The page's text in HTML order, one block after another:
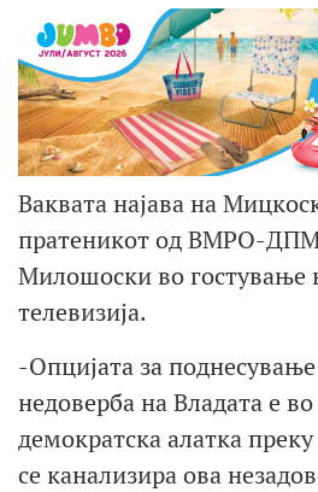
Ваквата најава на
пратеникот од ВМРО-
Милошоски во гостување
телевизија.
-Опцијата за
недоверба на Владата е
демократска алатка
се канализира ова